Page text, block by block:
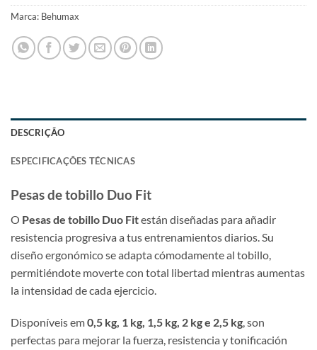
Marca: Behumax
DESCRIÇÃO
ESPECIFICAÇÕES TÉCNICAS
Pesas de tobillo Duo Fit
O Pesas de tobillo Duo Fitestán diseñadas para añadir
resistencia progresiva a tus entrenamientos diarios. Su
diseño ergonómico se adapta cómodamente al tobillo,
permitiéndote moverte con total libertad mientras aumentas
la intensidad de cada ejercicio.
Disponíveis em0,5 kg, 1 kg, 1,5 kg, 2 kg e 2,5 kg, son
perfectas para mejorar la fuerza, resistencia y tonificación